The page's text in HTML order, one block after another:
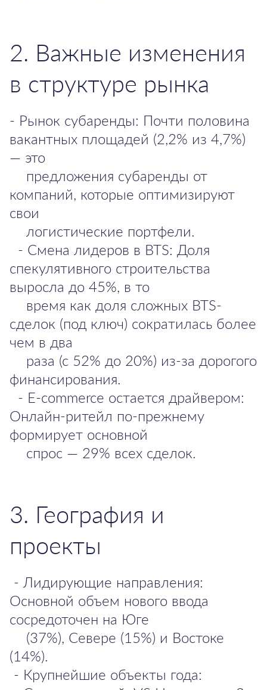
2. Важные изменения
в структуре рынка
- Рынок субаренды: Почти половина
вакантных площадей (2,2% из 4,7%)
— это
предложения субаренды от
компаний, которые оптимизируют
свои
логистические портфели.
- Смена лидеров в BTS: Доля
спекулятивного строительства
выросла до 45%, в то
время как доля сложных BTS-
сделок (под ключ) сократилась более
чем в два
раза (с 52% до 20%) из-за дорогого
финансирования.
- E-commerce остается драйвером:
Онлайн-ритейл по-прежнему
формирует основной
спрос — 29% всех сделок.
3. География и
проекты
- Лидирующие направления:
Основной объем нового ввода
сосредоточен на Юге
(37%), Севере (15%) и Востоке
(14%).
- Крупнейшие объекты года: